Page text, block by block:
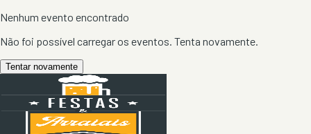
Nenhum evento encontrado
Não foi possível carregar os eventos. Tenta novamente.
Tentar novamente